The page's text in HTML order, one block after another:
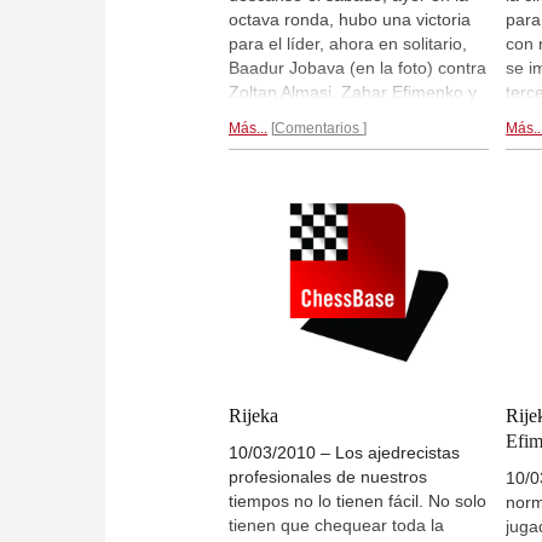
octava ronda, hubo una victoria
para el líder, ahora en solitario,
Baadur Jobava (en la foto) contra
Zoltan Almasi. Zahar Efimenko y
mejor jugador español sigue
posición 22 de la clasificación. En
la competición femenina Victorija
Cmilyte ha logrado alcanzar a
Monika Socko para acompañarla
en la cima (ambas jugadoras
tienen 6,5/8). Sabrina Vega
Gutiérrez se encuentra en el
Calzetta en la posición 79,
igualmente con 4/8.
rondas...
Más... Comentarios
con
se
a
Rijeka
10/03/2010 – Los ajedrecistas
profesionales de nuestros
tiempos no lo tienen fácil. No solo
tienen que chequear toda la
10/